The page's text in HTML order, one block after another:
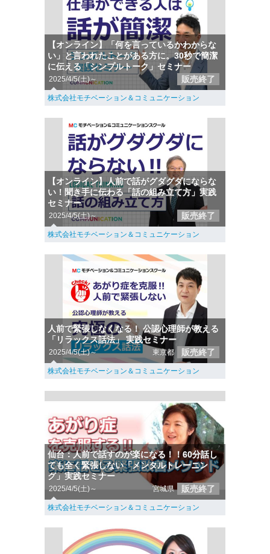
【オンライン】「何を言っているかわからな
い」と言われたことがある方に。30秒で簡潔
に伝える「シンプルトーク」セミナー
2025/4/5(土)～ 販売終了
株式会社モチベーション＆コミュニケーション
【オンライン】人前で話がグダグダにならな
い！聞き手に伝わる「話の組み立て方」実践
セミナー
2025/4/5(土)～ 販売終了
株式会社モチベーション＆コミュニケーション
人前で緊張しなくなる！ 公認心理師が教える
「リラックス話法」 実践セミナー
2025/4/5(土)～ 東京都 販売終了
株式会社モチベーション＆コミュニケーション
仙台：人前で話すのが楽になる！！60分話し
ても全く緊張しない「メンタルトレーニン
グ」実践セミナー
2025/4/5(土)～ 宮城県 販売終了
株式会社モチベーション＆コミュニケーション